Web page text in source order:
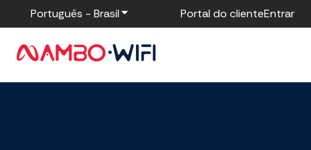
Português - BrasilMostrar submenu para traduções
Portal do clienteEntrar